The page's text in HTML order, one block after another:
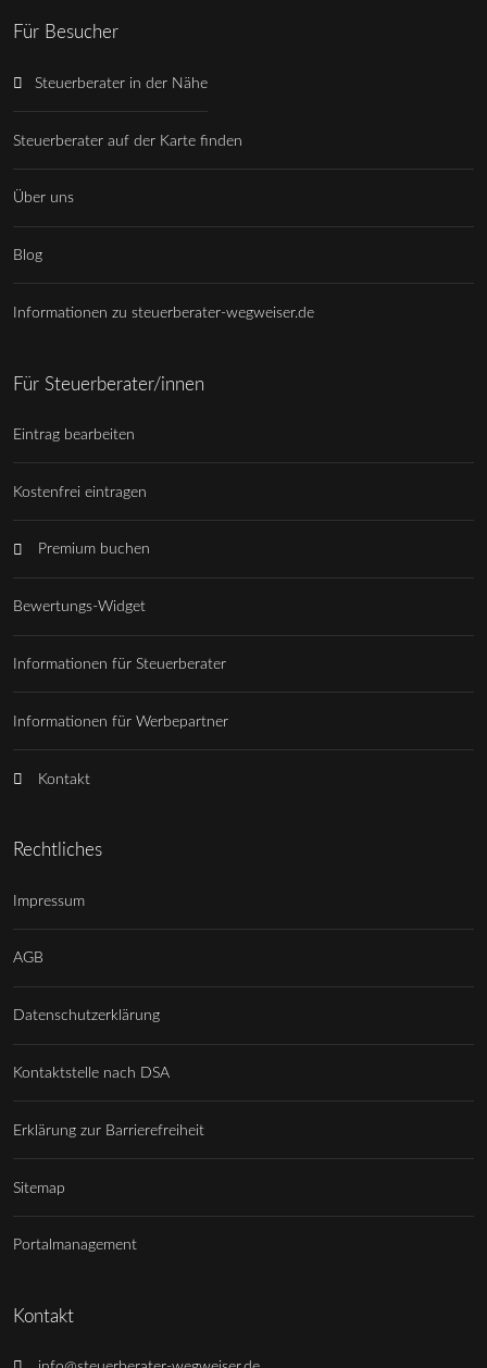
Für Besucher
Steuerberater in der Nähe
Steuerberater auf der Karte finden
Über uns
Blog
Informationen zu steuerberater-wegweiser.de
Für Steuerberater/innen
Eintrag bearbeiten
Kostenfrei eintragen
Premium buchen
Bewertungs-Widget
Informationen für Steuerberater
Informationen für Werbepartner
Kontakt
Rechtliches
Impressum
AGB
Datenschutzerklärung
Kontaktstelle nach DSA
Erklärung zur Barrierefreiheit
Sitemap
Portalmanagement
Kontakt